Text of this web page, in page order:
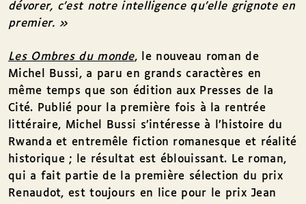
dévorer, c’est notre intelligence qu’elle grignote en
premier. »
Les Ombres du monde, le nouveau roman de
Michel Bussi, a paru en grands caractères en
même temps que son édition aux Presses de la
Cité. Publié pour la première fois à la rentrée
littéraire, Michel Bussi s’intéresse à l’histoire du
Rwanda et entremêle fiction romanesque et réalité
historique ; le résultat est éblouissant. Le roman,
qui a fait partie de la première sélection du prix
Renaudot, est toujours en lice pour le prix Jean